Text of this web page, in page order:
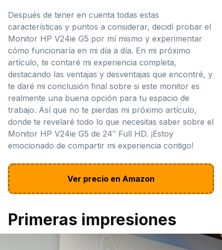
Después de tener en cuenta todas estas
características y puntos a considerar, decidí probar el
Monitor HP V24ie G5 por mí mismo y experimentar
cómo funcionaría en mi día a día. En mi próximo
artículo, te contaré mi experiencia completa,
destacando las ventajas y desventajas que encontré, y
te daré mi conclusión final sobre si este monitor es
realmente una buena opción para tu espacio de
trabajo. Así que no te pierdas mi próximo artículo,
donde te revelaré todo lo que necesitas saber sobre el
Monitor HP V24ie G5 de 24″ Full HD. ¡Estoy
emocionado de compartir mi experiencia contigo!
Ver precio en Amazon
Primeras impresiones